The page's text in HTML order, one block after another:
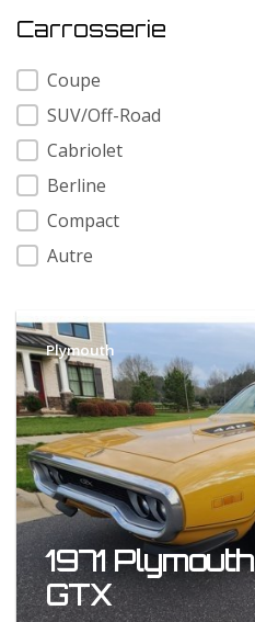
Carrosserie
Carrosserie
Coupe
SUV/Off-Road
Cabriolet
Berline
Compact
Autre
Plymouth
1971 Plymouth
GTX